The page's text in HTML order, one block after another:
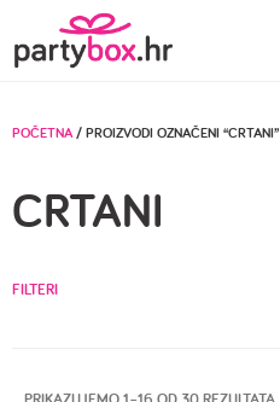
POČETNA/ PROIZVODI OZNAČENI “CRTANI”
CRTANI
FILTERI